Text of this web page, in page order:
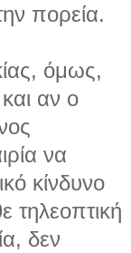
πορεία.
όμως,
αν ο
να
κίνδυνο
τηλεοπτική
δεν